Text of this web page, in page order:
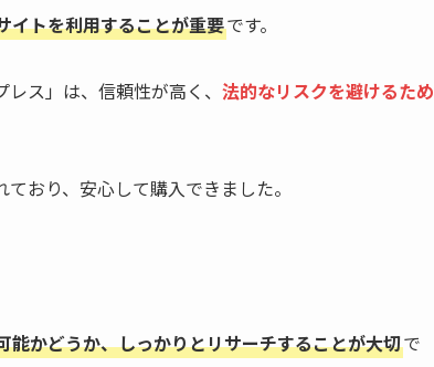
イトを利用することが重要です。
ス」は、信頼性が高く、 法的なリスクを避けるため
おり、安心して購入できました。
能かどうか、しっかりとリサーチすることが大切で